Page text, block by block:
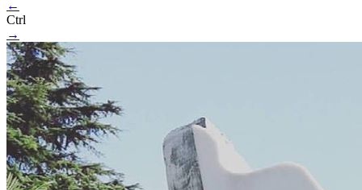
←
Ctrl
→